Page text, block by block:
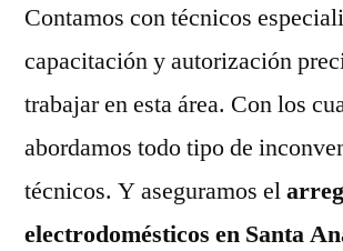
Contamos con técnicos
capacitación y autorización
trabajar en esta área. Con los
abordamos todo tipo de
técnicos. Y aseguramos el
electrodomésticos en Santa